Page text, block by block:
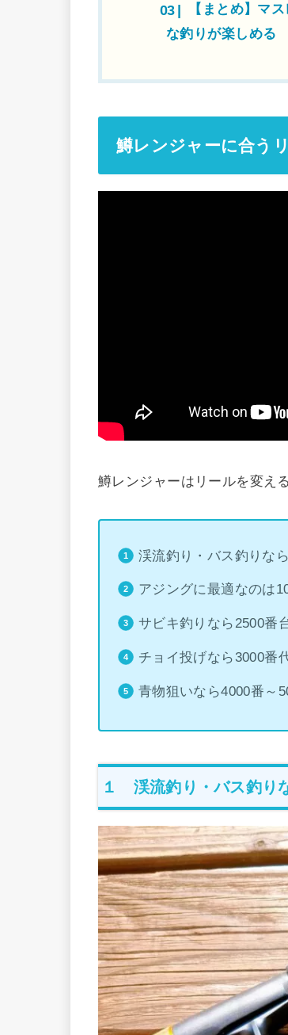
【まとめ】マ
な釣りが楽しめる
鱒レンジャーに合う
鱒レンジャーはリールを変え
渓流釣り・バス釣りな
アジングに最適なのは
サビキ釣りなら2500番
チョイ投げなら3000番
青物狙いなら4000番～
１ 渓流釣り・バス釣り